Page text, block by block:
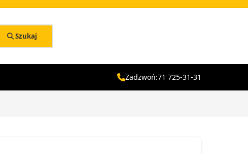
Szukaj
Zadzwoń:71 725-31-31